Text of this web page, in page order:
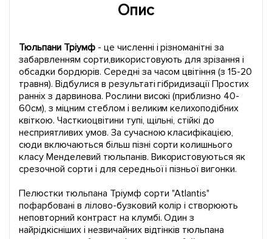
Опис
Тюльпани Тріумф- це численні і різноманітні за
забарвленням сорти,використовують для зрізання і
обсадки бордюрів. Середні за часом цвітіння (з 15-20
травня). Відбулися в результаті гібридизації Простих
ранніх з дарвинова. Рослини високі (приблизно 40-
60см), з міцним стеблом і великим келихоподібних
квіткою. Часткиоцвітини тупі, щільні, стійкі до
несприятливих умов. За сучасною класифікацією,
сюди включаються більш пізні сорти колишнього
класу Менделевий тюльпанів. Використовуються як
срезочной сорти і для середньої і пізньої вигонки.
Пелюстки тюльпана Тріумф сорти "Atlantis"
пофарбовані в лілово-бузковий колір і створюють
неповторний контраст на клумбі. Один з
найрідкісніших і незвичайних відтінків тюльпана